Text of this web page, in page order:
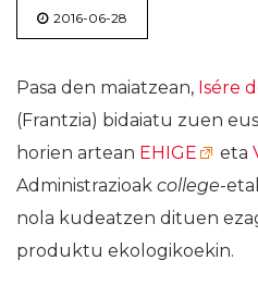
2016-06-28
Pasa den maiatzean, Isére
(Frantzia) bidaiatu zuen
horien artean EHIGE eta
Administrazioak college-
nola kudeatzen dituen
produktu ekologikoekin.